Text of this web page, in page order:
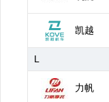
凯越
L
力帆